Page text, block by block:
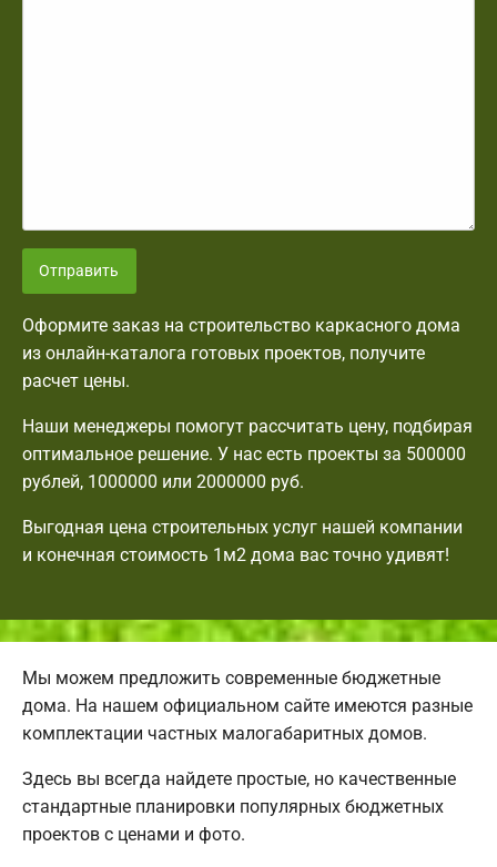
Отправить
Оформите заказ на строительство каркасного дома
из онлайн-каталога готовых проектов, получите
расчет цены.
Наши менеджеры помогут рассчитать цену, подбирая
оптимальное решение. У нас есть проекты за 500000
рублей, 1000000 или 2000000 руб.
Выгодная цена строительных услуг нашей компании
и конечная стоимость 1м2 дома вас точно удивят!
Мы можем предложить современные бюджетные
дома. На нашем официальном сайте имеются разные
комплектации частных малогабаритных домов.
Здесь вы всегда найдете простые, но качественные
стандартные планировки популярных бюджетных
проектов с ценами и фото.